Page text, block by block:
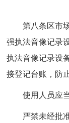
第八条区市
强执法音像记录
执法音像记录设
接登记台账，防
使用人员应
严禁未经批